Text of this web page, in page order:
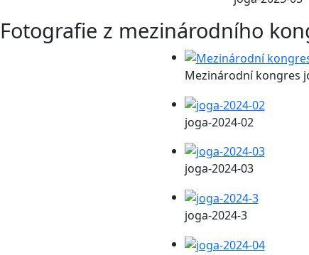
Fotografie z mezinárodního
Mezinárodní kongres
joga-2024-02
joga-2024-03
joga-2024-3